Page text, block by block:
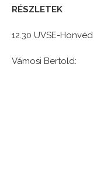
RÉSZLETEK
12.30 UVSE-Honvéd
Vámosi Bertold: